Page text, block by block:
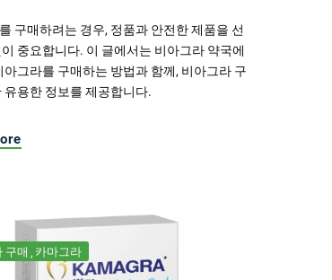
구매하려는 경우, 정품과 안전한 제품을 선
중요합니다. 이 글에서는 비아그라 약국에
아그라를 구매하는 방법과 함께, 비아그라 구
유용한 정보를 제공합니다.
구매 카마그라